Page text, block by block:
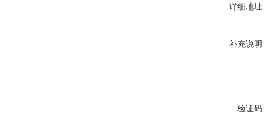
详细地址
补充说明
验证码